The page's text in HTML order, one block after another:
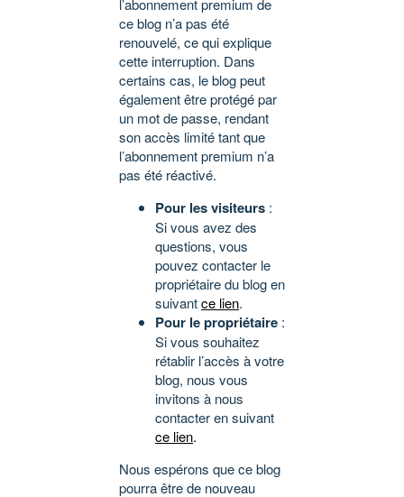
l’abonnement premium de
ce blog n’a pas été
renouvelé, ce qui explique
cette interruption. Dans
certains cas, le blog peut
également être protégé par
un mot de passe, rendant
son accès limité tant que
l’abonnement premium n’a
pas été réactivé.
Pour les visiteurs :
Si vous avez des
questions, vous
pouvez contacter le
propriétaire du blog en
suivantce lien.
Pour le propriétaire :
Si vous souhaitez
rétablir l’accès à votre
blog, nous vous
invitons à nous
contacter en suivant
ce lien.
Nous espérons que ce blog
pourra être de nouveau